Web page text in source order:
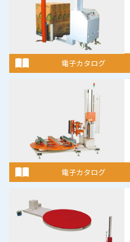
電子カタログ
電子カタログ